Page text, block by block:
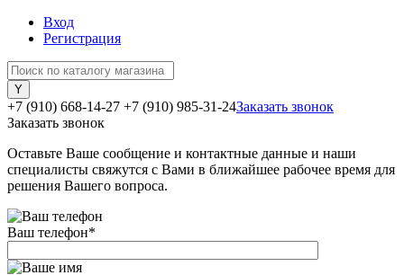
Вход
Регистрация
+7 (910) 668-14-27 +7 (910) 985-31-24Заказать звонок
Заказать звонок
Оставьте Ваше сообщение и контактные данные и наши
специалисты свяжутся с Вами в ближайшее рабочее время для
решения Вашего вопроса.
Ваш телефон*